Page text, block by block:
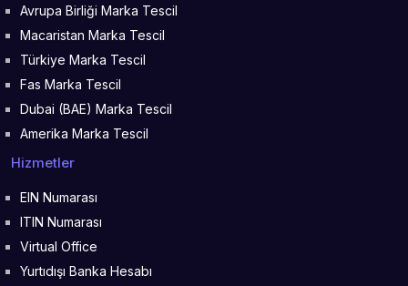
Avrupa Birliği Marka Tescil
Macaristan Marka Tescil
Türkiye Marka Tescil
Fas Marka Tescil
Dubai (BAE) Marka Tescil
Amerika Marka Tescil
Hizmetler
EIN Numarası
ITIN Numarası
Virtual Office
Yurtıdışı Banka Hesabı